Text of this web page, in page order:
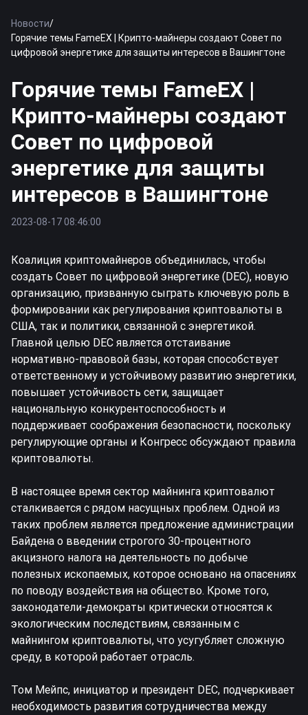
Новости/
Горячие темы FameEX | Крипто-майнеры создают Совет по
цифровой энергетике для защиты интересов в Вашингтоне
Горячие темы FameEX |
Крипто-майнеры создают
Совет по цифровой
энергетике для защиты
интересов в Вашингтоне
2023-08-17 08:46:00
Коалиция криптомайнеров объединилась, чтобы
создать Совет по цифровой энергетике (DEC), новую
организацию, призванную сыграть ключевую роль в
формировании как регулирования криптовалюты в
США, так и политики, связанной с энергетикой.
Главной целью DEC является отстаивание
нормативно-правовой базы, которая способствует
ответственному и устойчивому развитию энергетики,
повышает устойчивость сети, защищает
национальную конкурентоспособность и
поддерживает соображения безопасности, поскольку
регулирующие органы и Конгресс обсуждают правила
криптовалюты.
В настоящее время сектор майнинга криптовалют
сталкивается с рядом насущных проблем. Одной из
таких проблем является предложение администрации
Байдена о введении строгого 30-процентного
акцизного налога на деятельность по добыче
полезных ископаемых, которое основано на опасениях
по поводу воздействия на общество. Кроме того,
законодатели-демократы критически относятся к
экологическим последствиям, связанным с
майнингом криптовалюты, что усугубляет сложную
среду, в которой работает отрасль.
Том Мейпс, инициатор и президент DEC, подчеркивает
необходимость развития сотрудничества между